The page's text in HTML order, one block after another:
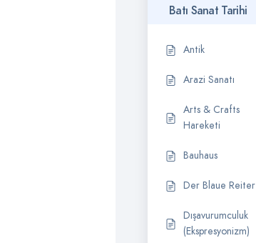
Batı Sanat Tarihi
Antik
Arazi Sanatı
Arts & Crafts
Hareketi
Bauhaus
Der Blaue Reiter
Dışavurumculuk
(Ekspresyonizm)